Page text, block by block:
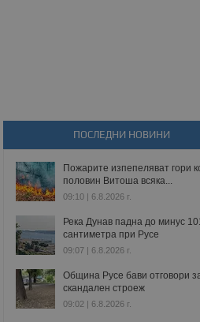
ПОСЛЕДНИ НОВИНИ
Пожарите изпепеляват гори
половин Витоша всяка...
09:10 | 6.8.2026 г.
Река Дунав падна до минус
сантиметра при Русе
09:07 | 6.8.2026 г.
Община Русе бави отговори
скандален строеж
09:02 | 6.8.2026 г.